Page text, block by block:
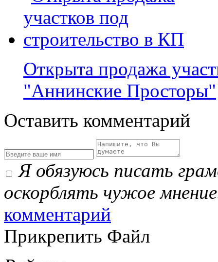
Открыта продажа
"Аннинские Просторы"
Оставить комментарий
Я обязуюсь писать
оскорблять чужое
комментарий
Прикрепить Файл